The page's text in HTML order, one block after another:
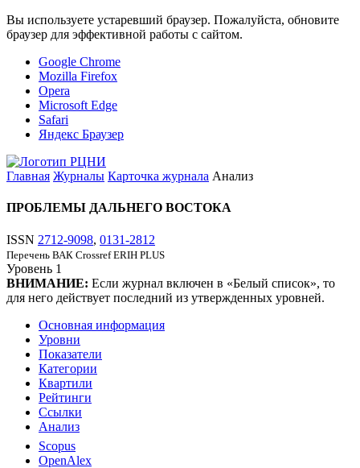
Вы используете устаревший браузер. Пожалуйста, обновите
браузер для эффективной работы с сайтом.
Google Chrome
Mozilla Firefox
Opera
Microsoft Edge
Safari
Яндекс Браузер
Главная Журналы Карточка журнала Анализ
ПРОБЛЕМЫ ДАЛЬНЕГО ВОСТОКА
ISSN 2712-9098, 0131-2812
Перечень ВАК Crossref ERIH PLUS
Уровень 1
ВНИМАНИЕ: Если журнал включен в «Белый список», то
для него действует последний из утвержденных уровней.
Основная информация
Уровни
Показатели
Категории
Квартили
Рейтинги
Ссылки
Анализ
Scopus
OpenAlex